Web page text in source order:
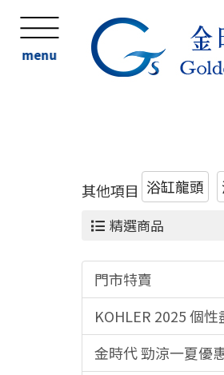
menu
其他項目 浴缸龍頭
精選商品
門市特賣
KOHLER 2025 個
金時代 勁涼一夏優